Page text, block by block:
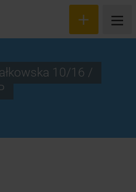
przesyłki
10/16 /